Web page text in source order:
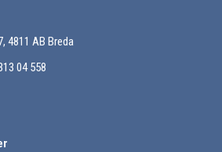
4811 AB Breda
04 558